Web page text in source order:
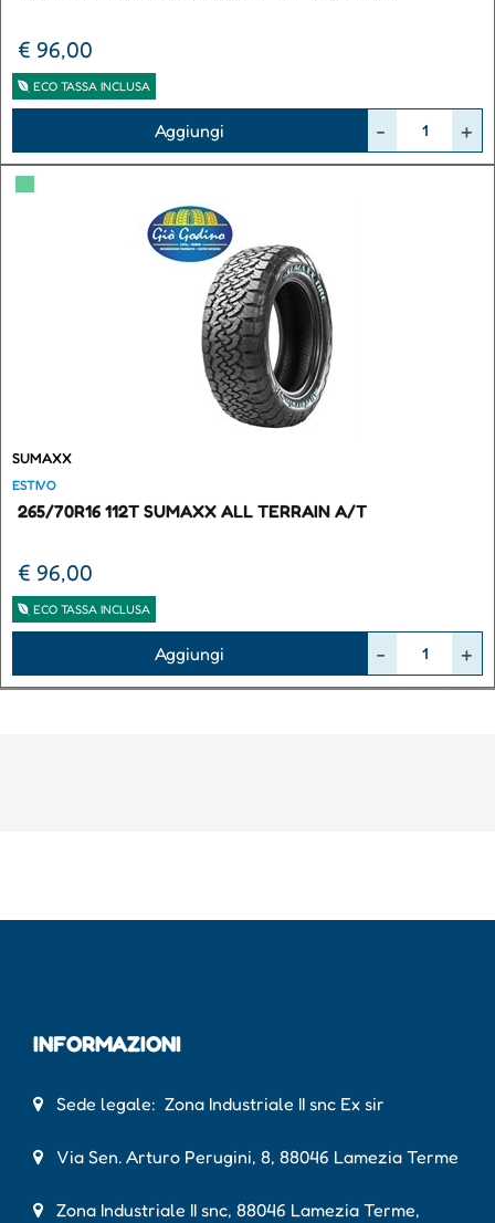
€ 96,00
ECO TASSA INCLUSA
Aggiungi
▀
SUMAXX
ESTIVO
265/70R16 112T SUMAXX ALL TERRAIN A/T
€ 96,00
ECO TASSA INCLUSA
Aggiungi
INFORMAZIONI
Sede legale: Zona Industriale II snc Ex sir
Via Sen. Arturo Perugini, 8, 88046 Lamezia Terme
Zona Industriale II snc, 88046 Lamezia Terme,